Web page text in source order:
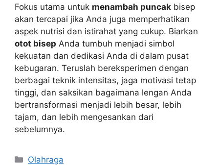
Fokus utama untuk menambah puncak bisep
akan tercapai jika Anda juga memperhatikan
aspek nutrisi dan istirahat yang cukup. Biarkan
otot bisep Anda tumbuh menjadi simbol
kekuatan dan dedikasi Anda di dalam pusat
kebugaran. Teruslah bereksperimen dengan
berbagai teknik intensitas, jaga motivasi tetap
tinggi, dan saksikan bagaimana lengan Anda
bertransformasi menjadi lebih besar, lebih
tajam, dan lebih mengesankan dari
sebelumnya.
Kategori
Olahraga